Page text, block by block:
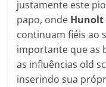
justamente este
papo, onde Hunolt
continuam fiéis ao
importante que as
as influências old
inserindo sua